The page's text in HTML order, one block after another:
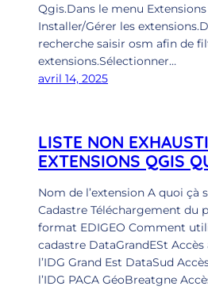
Qgis.Dans le menu
Installer/Gérer les
recherche saisir osm afin de
extensions.Sélectionner…
avril 14, 2025
LISTE NON
EXTENSIONS QGIS
Nom de l’extension A quoi çà
Cadastre Téléchargement du
format EDIGEO Comment
cadastre DataGrandESt Accès
l’IDG Grand Est DataSud
l’IDG PACA GéoBreatgne